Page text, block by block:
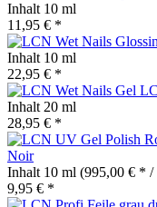
Inhalt 10 ml
11,95 € *
Inhalt 10 ml
22,95 € *
Inhalt 20 ml
28,95 € *
Noir
Inhalt 10 ml (995,00 € *
9,95 € *